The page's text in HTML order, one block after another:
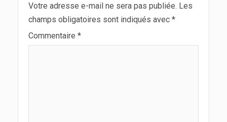
Votre adresse e-mail ne sera pas publiée. Les
champs obligatoires sont indiqués avec *
Commentaire *